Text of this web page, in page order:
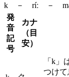
k － ríː －
発
音
記
号
カナ
（目
安）
「k」
つけ